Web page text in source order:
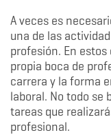
A veces es
una de las
profesión. En
propia boca de
carrera y la forma
laboral. No todo se
tareas que
profesional.